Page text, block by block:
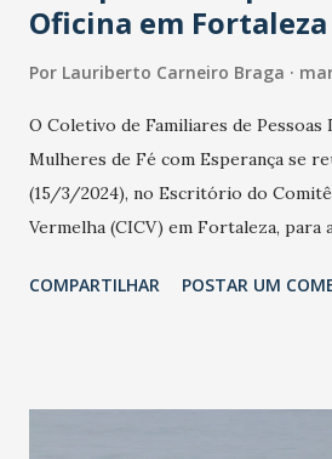
Oficina em Fortaleza
Por Lauriberto Carneiro Braga
O Coletivo de Familiares de Pessoas
Mulheres de Fé com Esperança se
(15/3/2024), no Escritório do
Vermelha (CICV) em Fortaleza, para
ferramentas de comunicação que
COMPARTILHAR POSTAR UM